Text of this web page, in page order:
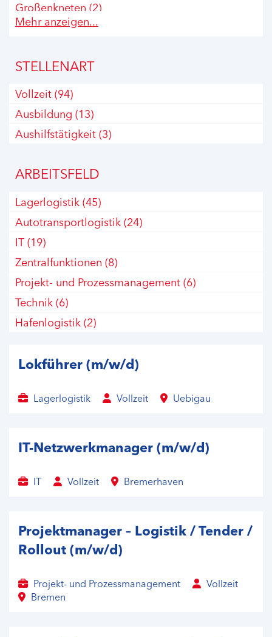
Großenkneten (2)
Hamburg(3)
Koblenz(1)
Krefeld(8)
Köln(2)
Leipzig(1)
Neuss(6)
Paderborn(2)
Schlüchtern(3)
Schlüsselfeld
Sülzetal(2)
Uebigau(6)
Wallenhorst
Willstätt(1)
Mehr anzeigen...
STELLENART
Vollzeit(94)
Ausbildung (13)
Aushilfstätigkeit(3)
ARBEITSFELD
Lagerlogistik(45)
Autotransportlogistik(24)
IT(19)
Zentralfunktionen (8)
Projekt- und Prozessmanagement(6)
Technik(6)
Hafenlogistik(2)
Lokführer (m/w/d)
Lagerlogistik Vollzeit Uebigau
IT-Netzwerkmanager (m/w/d)
IT Vollzeit Bremerhaven
Projektmanager – Logistik / Tender /
Rollout (m/w/d)
Projekt- und Prozessmanagement
Vollzeit
Bremen